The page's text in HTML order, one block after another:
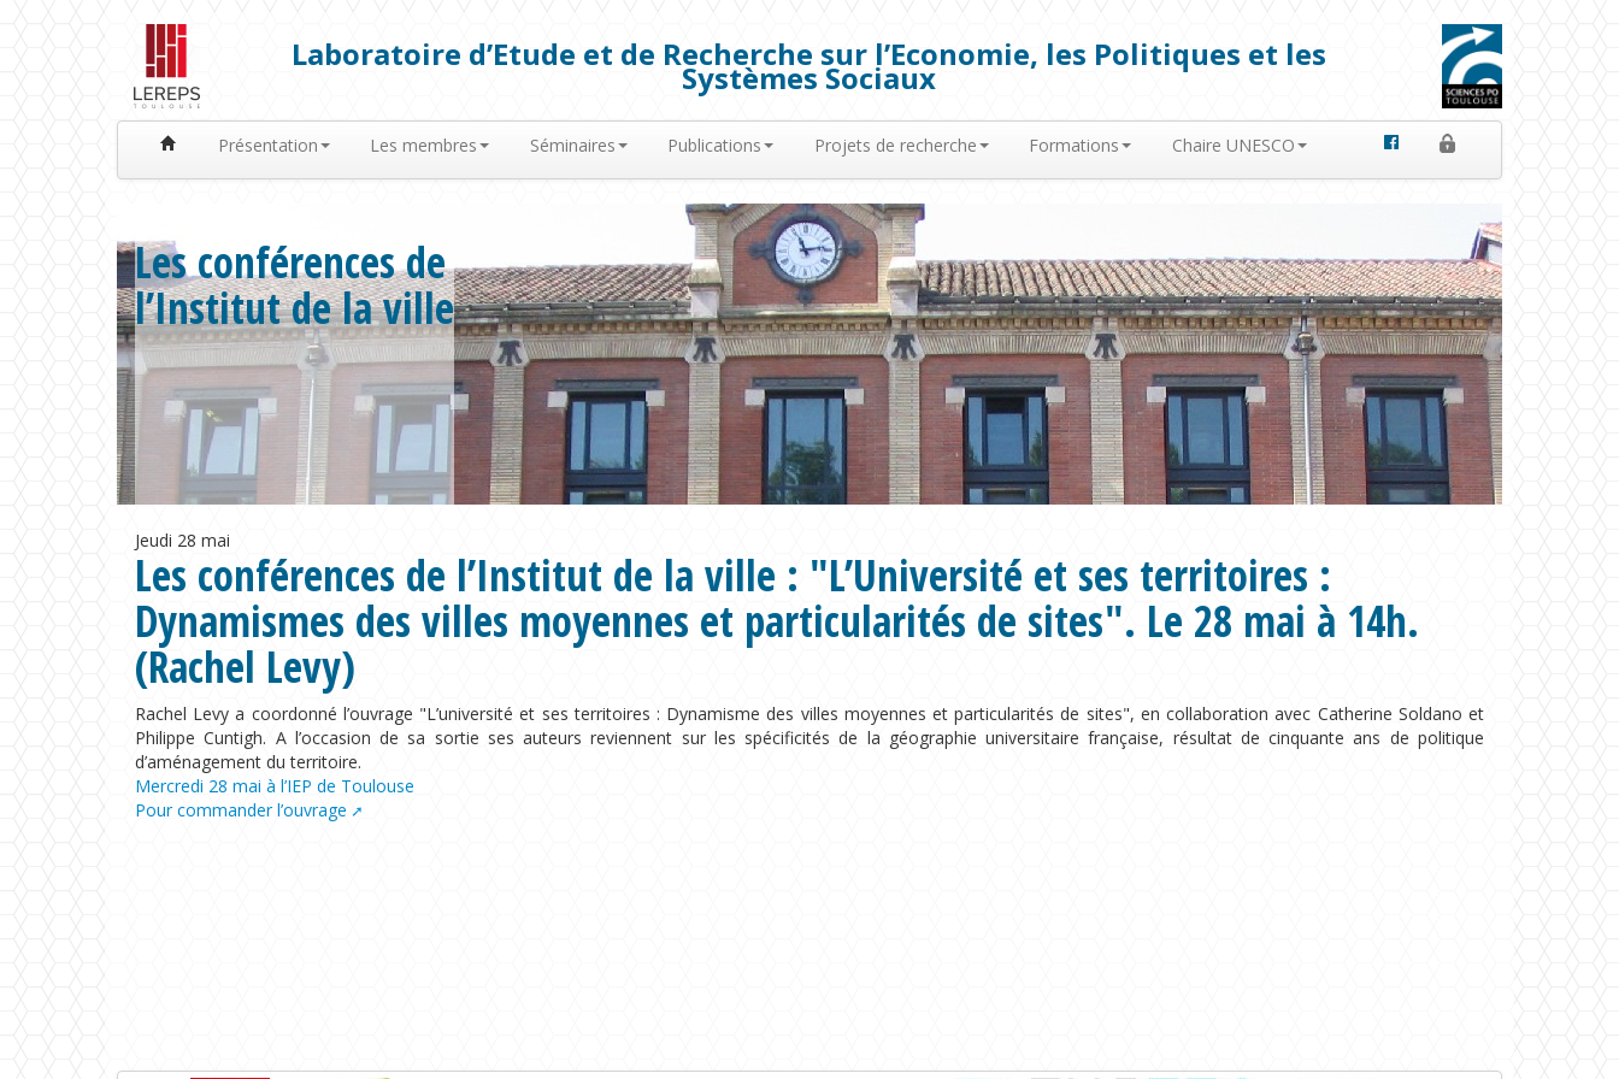
Laboratoire d’Etude et de Recherche sur l’Economie, les Politiques et les
Systèmes Sociaux
Présentation Les membres Séminaires Publications Projets de recherche Formations Chaire UNESCO
Les conférences de
l’Institut de la ville
Jeudi 28 mai
Les conférences de l’Institut de la ville : "L’Université et ses territoires :
Dynamismes des villes moyennes et particularités de sites". Le 28 mai à 14h.
(Rachel Levy)
Rachel Levy a coordonné l’ouvrage "L’université et ses territoires : Dynamisme des villes moyennes et particularités de sites", en collaboration avec Catherine Soldano et
Philippe Cuntigh. A l’occasion de sa sortie ses auteurs reviennent sur les spécificités de la géographie universitaire française, résultat de cinquante ans de politique
d’aménagement du territoire.
Mercredi 28 mai à l’IEP de Toulouse
Pour commander l’ouvrage